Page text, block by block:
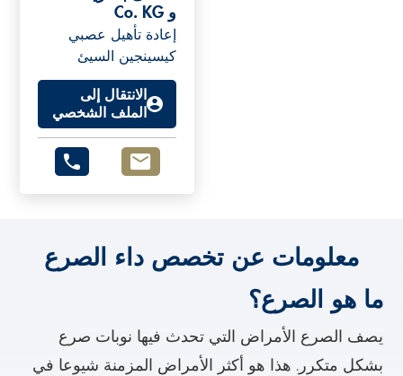
و Co. KG
إعادة تأهيل عصبي
كيسينجين السيئ
الانتقال إلى
الملف الشخصي
معلومات عن تخصص داء الصرع
ما هو الصرع؟
يصف الصرع الأمراض التي تحدث فيها نوبات صرع
بشكل متكرر. هذا هو أكثر الأمراض المزمنة شيوعا في